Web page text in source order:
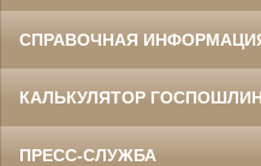
СПРАВОЧНАЯ
КАЛЬКУЛЯТОР
ПРЕСС-СЛУЖБА